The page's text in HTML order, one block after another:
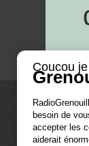
Coucou
besoin de
accepter les
aiderait